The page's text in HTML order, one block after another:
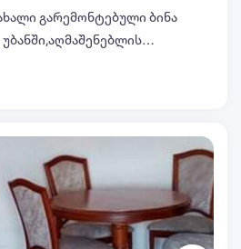
გარემონტებული ბინა
და
ინვენტარი.ბინა